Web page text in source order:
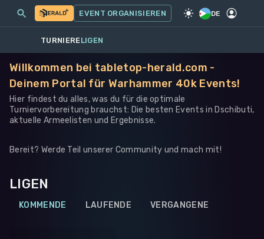
SPIEL·WARHAMMER 40K
MEINE EVENTS MEHR
EVENT ORGANISIEREN DE
TURNIERELIGEN
Willkommen bei tabletop-herald.com -
Deinem Portal für Warhammer 40k Events!
Hier findest du alles, was du für die optimale
Turniervorbereitung brauchst: Die besten Events in Dschibuti,
aktuelle Armeelisten und Ergebnisse.
Bereit? Werde Teil unserer Community und mach mit!
LIGEN
KOMMENDE LAUFENDE VERGANGENE